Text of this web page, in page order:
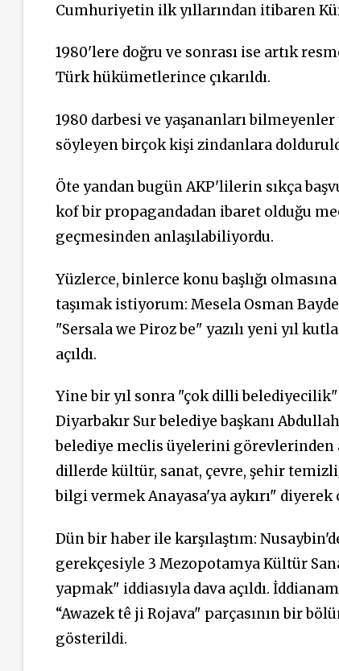
Cumhuriyetin ilk yıllarından itibaren
1980'lere doğru ve sonrası ise artık
Türk hükümetlerince çıkarıldı.
1980 darbesi ve yaşananları
söyleyen birçok kişi zindanlara
Öte yandan bugün AKP'lilerin sıkça
kof bir propagandadan ibaret olduğu
geçmesinden anlaşılabiliyordu.
Yüzlerce, binlerce konu başlığı
taşımak istiyorum: Mesela Osman
"Sersala we Piroz be" yazılı yeni yıl
açıldı.
Yine bir yıl sonra "çok dilli belediyecilik"
Diyarbakır Sur belediye başkanı
belediye meclis üyelerini görevlerinden
dillerde kültür, sanat, çevre, şehir
bilgi vermek Anayasa'ya aykırı" diyerek
Dün bir haber ile karşılaştım:
gerekçesiyle 3 Mezopotamya Kültür
yapmak" iddiasıyla dava açıldı.
“Awazek tê ji Rojava" parçasının bir
gösterildi.